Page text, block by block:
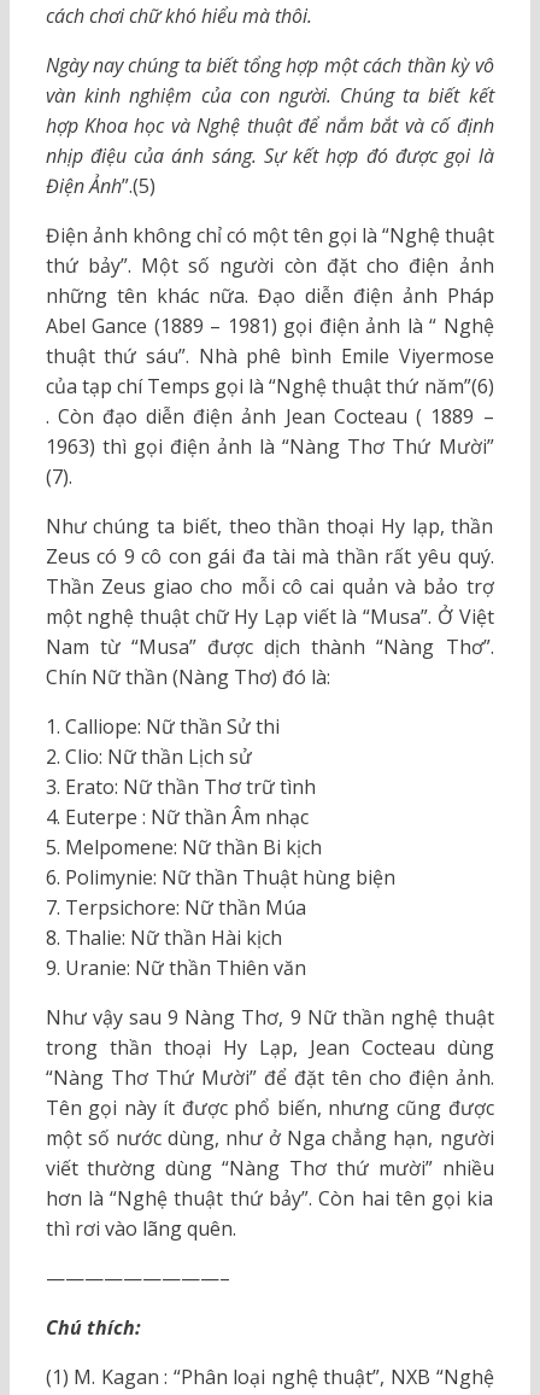
cách chơi chữ khó hiểu mà thôi.
Ngày nay chúng ta biết tổng hợp một cách thần kỳ vô
vàn kinh nghiệm của con người. Chúng ta biết kết
hợp Khoa học và Nghệ thuật để nắm bắt và cố định
nhịp điệu của ánh sáng. Sự kết hợp đó được gọi là
Điện Ảnh”.(5)
Điện ảnh không chỉ có một tên gọi là “Nghệ thuật
thứ bảy”. Một số người còn đặt cho điện ảnh
những tên khác nữa. Đạo diễn điện ảnh Pháp
Abel Gance (1889 – 1981) gọi điện ảnh là “ Nghệ
thuật thứ sáu”. Nhà phê bình Emile Viyermose
của tạp chí Temps gọi là “Nghệ thuật thứ năm”(6)
. Còn đạo diễn điện ảnh Jean Cocteau ( 1889 –
1963) thì gọi điện ảnh là “Nàng Thơ Thứ Mười”
(7).
Như chúng ta biết, theo thần thoại Hy lạp, thần
Zeus có 9 cô con gái đa tài mà thần rất yêu quý.
Thần Zeus giao cho mỗi cô cai quản và bảo trợ
một nghệ thuật chữ Hy Lạp viết là “Musa”. Ở Việt
Nam từ “Musa” được dịch thành “Nàng Thơ”.
Chín Nữ thần (Nàng Thơ) đó là:
1. Calliope: Nữ thần Sử thi
2. Clio: Nữ thần Lịch sử
3. Erato: Nữ thần Thơ trữ tình
4. Euterpe : Nữ thần Âm nhạc
5. Melpomene: Nữ thần Bi kịch
6. Polimynie: Nữ thần Thuật hùng biện
7. Terpsichore: Nữ thần Múa
8. Thalie: Nữ thần Hài kịch
9. Uranie: Nữ thần Thiên văn
Như vậy sau 9 Nàng Thơ, 9 Nữ thần nghệ thuật
trong thần thoại Hy Lạp, Jean Cocteau dùng
“Nàng Thơ Thứ Mười” để đặt tên cho điện ảnh.
Tên gọi này ít được phổ biến, nhưng cũng được
một số nước dùng, như ở Nga chẳng hạn, người
viết thường dùng “Nàng Thơ thứ mười” nhiều
hơn là “Nghệ thuật thứ bảy”. Còn hai tên gọi kia
thì rơi vào lãng quên.
—————————–
Chú thích:
(1) M. Kagan : “Phân loại nghệ thuật”, NXB “Nghệ